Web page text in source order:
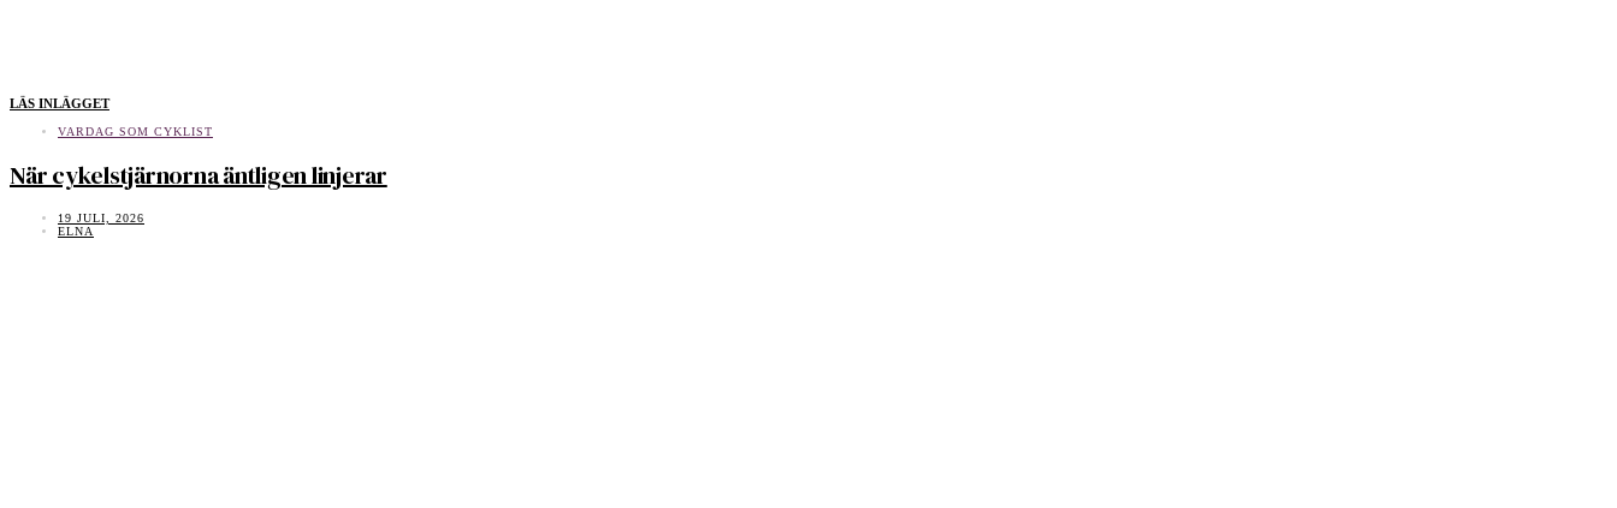
LÄS INLÄGGET
VARDAG SOM CYKLIST
När cykelstjärnorna äntligen linjerar
19 JULI, 2026
ELNA